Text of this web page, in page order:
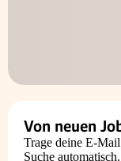
Von neuen
Trage deine E-
Suche automatisch.